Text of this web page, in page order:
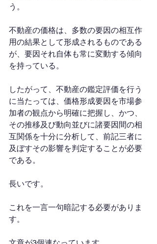
う。
不動産の価格は、多数の要因の相互作
用の結果として形成されるものである
が、要因それ自体も常に変動する傾向
を持っている。
したがって、不動産の鑑定評価を行う
に当たっては、価格形成要因を市場参
加者の観点から明確に把握し、かつ、
その推移及び動向並びに諸要因間の相
互関係を十分に分析して、前記三者に
及ぼすその影響を判定することが必要
である。
長いです。
これを一言一句暗記する必要がありま
す。